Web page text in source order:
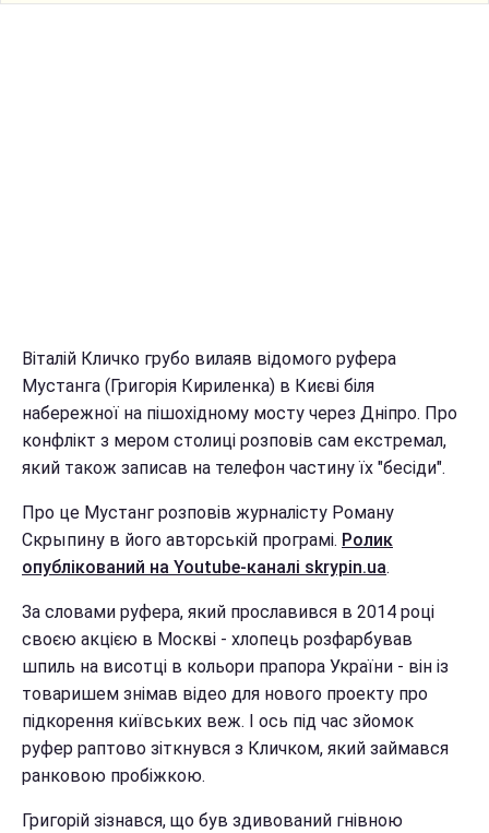
Віталій Кличко грубо вилаяв відомого руфера
Мустанга (Григорія Кириленка) в Києві біля
набережної на пішохідному мосту через Дніпро. Про
конфлікт з мером столиці розповів сам екстремал,
який також записав на телефон частину їх "бесіди".
Про це Мустанг розповів журналісту Роману
Скрыпину в його авторській програмі. Ролик
опублікований на Youtube-каналі skrypin.ua.
За словами руфера, який прославився в 2014 році
своєю акцією в Москві - хлопець розфарбував
шпиль на висотці в кольори прапора України - він із
товаришем знімав відео для нового проекту про
підкорення київських веж. І ось під час зйомок
руфер раптово зіткнувся з Кличком, який займався
ранковою пробіжкою.
Григорій зізнався, що був здивований гнівною